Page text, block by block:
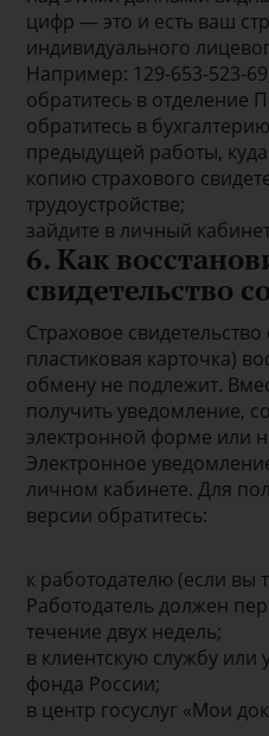
цифр — это и есть ваш
индивидуального
Например: 129-653-523-
обратитесь в отделение
обратитесь в
предыдущей работы,
копию страхового
трудоустройстве;
зайдите в личный
6. Как
свидетельство
Страховое
пластиковая карточка)
обмену не подлежит.
получить уведомление,
электронной форме или
Электронное
личном кабинете. Для
версии обратитесь:
к работодателю (если вы
Работодатель должен
течение двух недель;
в клиентскую службу
фонда России;
в центр госуслуг «Мои